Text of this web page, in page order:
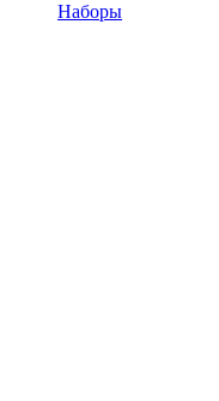
Наборы